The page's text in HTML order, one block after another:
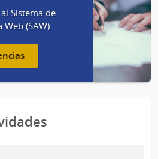
Sistema de
(SAW)